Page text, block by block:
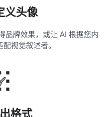
义头像
品牌效果，或让 AI 根据您内
视觉叙述者。
格式